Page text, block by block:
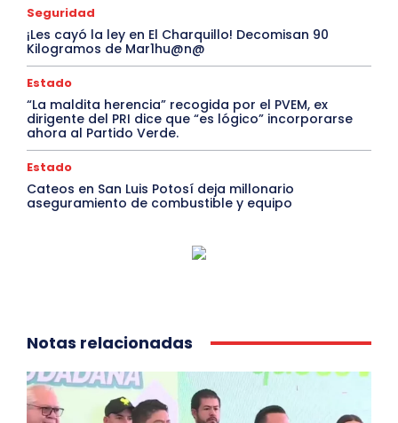
Seguridad
¡Les cayó la ley en El Charquillo! Decomisan 90
Kilogramos de Mar1hu@n@
Estado
“La maldita herencia” recogida por el PVEM, ex
dirigente del PRI dice que “es lógico” incorporarse
ahora al Partido Verde.
Estado
Cateos en San Luis Potosí deja millonario
aseguramiento de combustible y equipo
Notas relacionadas